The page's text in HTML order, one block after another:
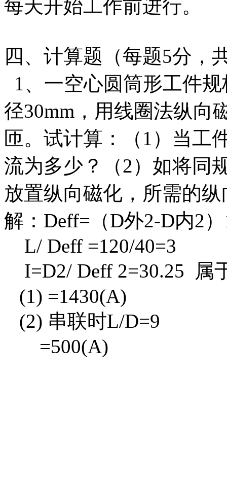
每天开始工作前进行。
四、计算题（每题5分，
1、一空心圆筒形工件
径30mm，用线圈法纵向
匝。试计算：（1）当工
流为多少？（2）如将同
放置纵向磁化，所需的
解：Deff=（D外2-D内2
L/ Deff =120/40=3
I=D2/ Deff 2=30.25 属
(1) =1430(A)
(2) 串联时L/D=9
=500(A)